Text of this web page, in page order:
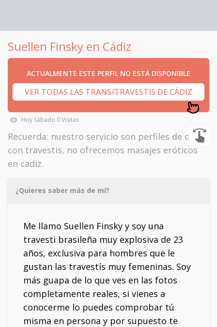
Suellen Finsky en Cádiz
ACTUALMENTE ESTE PERFIL NO ESTÁ DISPONIBLE
VER TODAS LAS TRANS/TRAVESTIS DE CÁDIZ
Hoy Sábado 0Visitas
Recuerda: nuestro servicio son perfiles de citas
con travestis, no ofrecemos masajes eróticos
en cadiz.
¿Quieres saber más de mí?
Me llamo Suellen Finsky y soy una
travesti brasileña muy explosiva de 23
años, exclusiva para hombres que le
gustan las travestís muy femeninas. Soy
más guapa de lo que ves en las fotos
completamente reales, si vienes a
conocerme lo puedes comprobar tú
misma en persona y por supuesto te